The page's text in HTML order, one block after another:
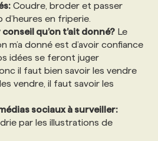
Coudre, broder et passer
en friperie.
qu’on t’ait donné? Le
m’a donné est d’avoir confiance
idées se feront juger
il faut bien savoir les vendre
vendre, il faut savoir les
sociaux à surveiller:
par les illustrations de